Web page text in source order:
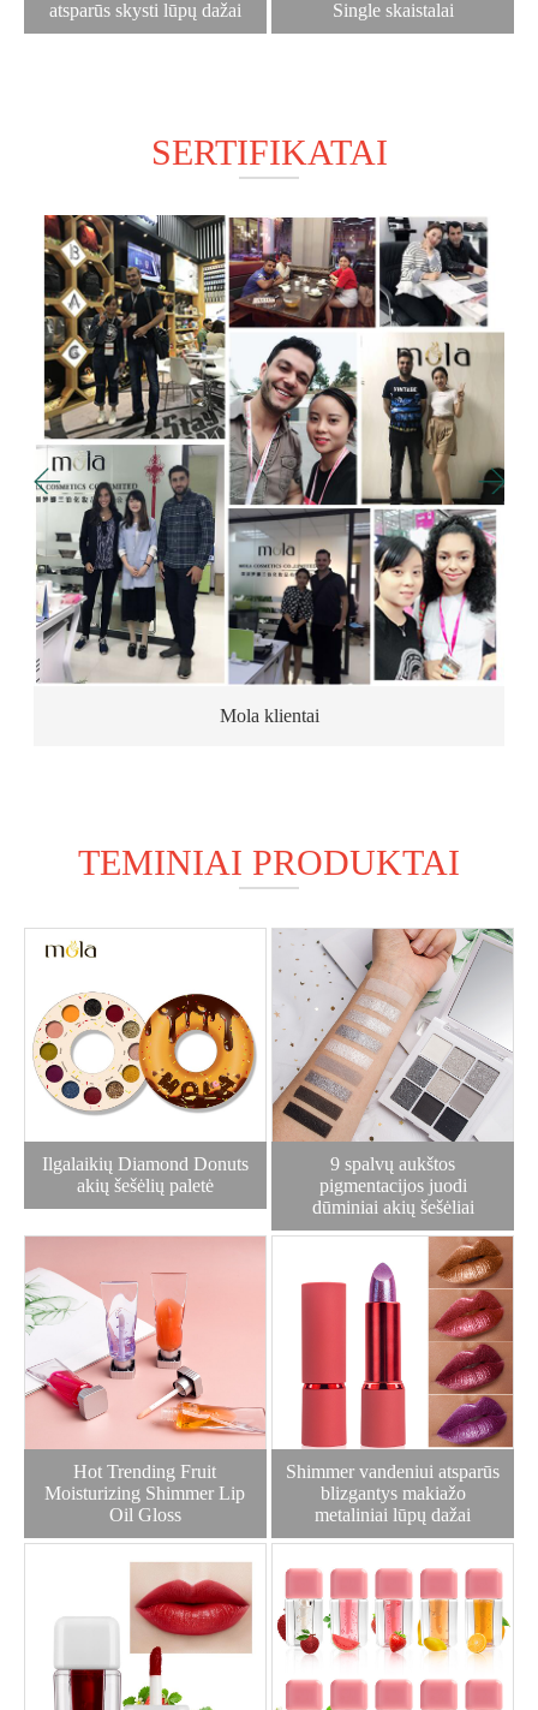
atsparūs skysti lūpų dažai Single skaistalai
SERTIFIKATAI
Mola klientai
TEMINIAI PRODUKTAI
Ilgalaikių Diamond Donuts
akių šešėlių paletė
9 spalvų aukštos
pigmentacijos juodi
dūminiai akių šešėliai
Hot Trending Fruit
Moisturizing Shimmer Lip
Oil Gloss
Shimmer vandeniui atsparūs
blizgantys makiažo
metaliniai lūpų dažai